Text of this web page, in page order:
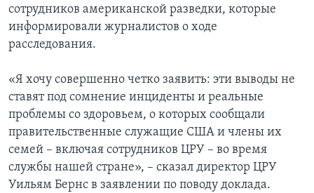
сотрудников американской разведки, которые
информировали журналистов о ходе
расследования.
«Я хочу совершенно четко заявить: эти выводы не
ставят под сомнение инциденты и реальные
проблемы со здоровьем, о которых сообщали
правительственные служащие США и члены их
семей – включая сотрудников ЦРУ – во время
службы нашей стране», – сказал директор ЦРУ
Уильям Бернс в заявлении по поводу доклада.